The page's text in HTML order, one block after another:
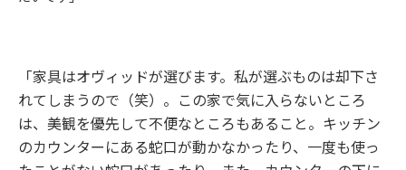
「家具はオヴィッドが選びます。私が選ぶものは却下さ
れてしまうので（笑）。この家で気に入らないところ
は、美観を優先して不便なところもあること。キッチン
のカウンターにある蛇口が動かなかったり、一度も使っ